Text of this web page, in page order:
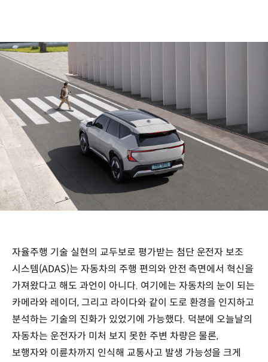
자율주행 기술 실현의 교두보로 평가받는 첨단 운전자 보조
시스템(ADAS)는 자동차의 주행 편의와 안전 측면에서 혁신을
가져왔다고 해도 과언이 아니다. 여기에는 자동차의 눈이 되는
카메라와 레이더, 그리고 라이다와 같이 도로 환경을 인지하고
분석하는 기술의 진화가 있었기에 가능했다. 덕분에 오늘날의
자동차는 운전자가 미처 보지 못한 주변 차량은 물론,
보행자와 이륜차까지 인식해 교통사고 발생 가능성을 크게